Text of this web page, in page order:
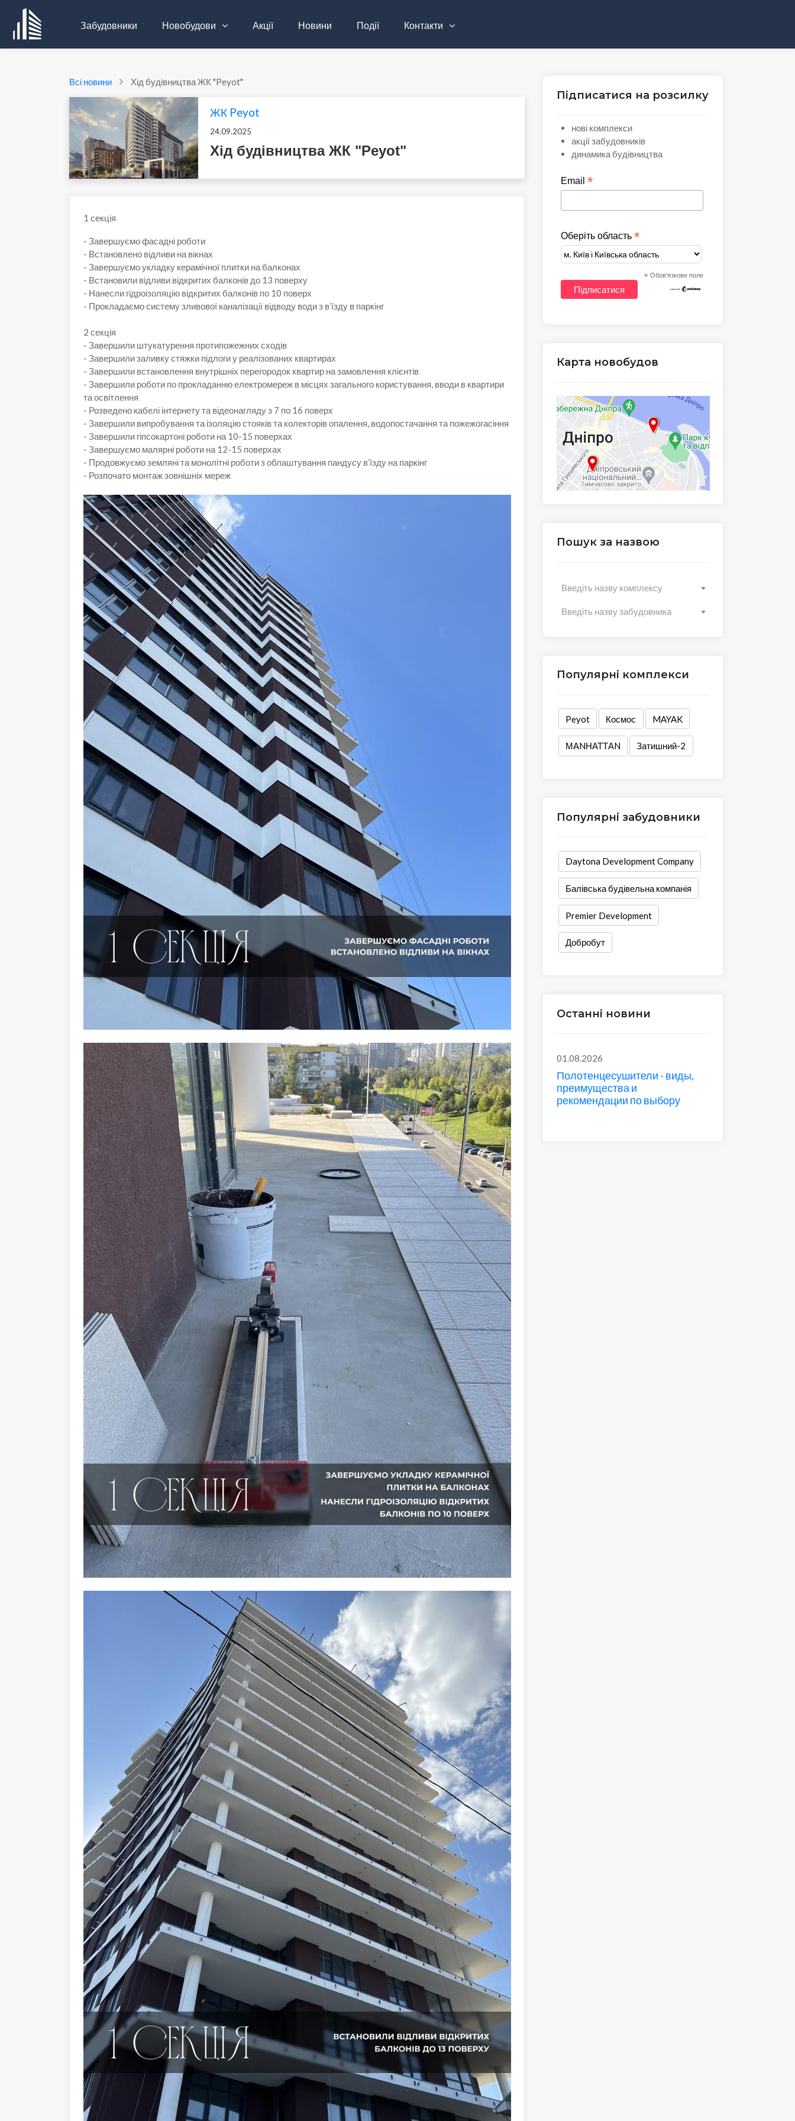
Забудовники Новобудови Акції Новини Події Контакти
Всі новини Хід будівництва ЖК "Peyot"
ЖК Peyot
24.09.2025
Хід будівництва ЖК "Peyot"
1 секція
- Завершуємо фасадні роботи
- Встановлено відливи на вікнах
- Завершуємо укладку керамічної плитки на балконах
- Встановили відливи відкритих балконів до 13 поверху
- Нанесли гідроізоляцію відкритих балконів по 10 поверх
- Прокладаємо систему зливової каналізації відводу води з вʼїзду в паркінг
2 секція
- Завершили штукатурення протипожежних сходів
- Завершили заливку стяжки підлоги у реалізованих квартирах
- Завершили встановлення внутрішніх перегородок квартир на замовлення клієнтів
- Завершили роботи по прокладанню електромереж в місцях загального користування, вводи в квартири
та освітлення
- Розведено кабелі інтернету та відеонагляду з 7 по 16 поверх
- Завершили випробування та ізоляцію стояків та колекторів опалення, водопостачання та пожежогасіння
- Завершили гіпсокартоні роботи на 10-15 поверхах
- Завершуємо малярні роботи на 12-15 поверхах
- Продовжуємо земляні та монолітні роботи з облаштування пандусу вʼїзду на паркінг
- Розпочато монтаж зовнішніх мереж
Підписатися на розсилку
нові комплекси
акції забудовників
динамика будівництва
Email*
Оберіть область*
* Обов'язкове поле
Карта новобудов
Пошук за назвою
Введіть назву комплексу
Введіть назву забудовника
Популярні комплекси
Peyot Космос MAYAK
МАNНАТТАN Затишний-2
Популярні забудовники
Daytona Development Company
Балівська будівельна компанія
Premier Development
Добробут
Останні новини
01.08.2026
Полотенцесушители - виды,
преимущества и
рекомендации по выбору